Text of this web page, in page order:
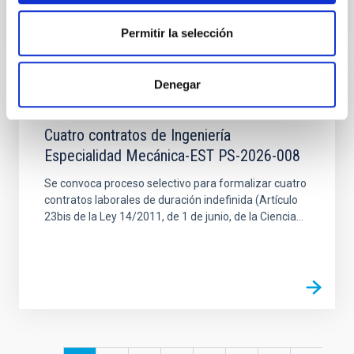
Permitir la selección
Denegar
EMPLEO
Cuatro contratos de Ingeniería
Especialidad Mecánica-EST PS-2026-008
Se convoca proceso selectivo para formalizar cuatro
contratos laborales de duración indefinida (Artículo
23bis de la Ley 14/2011, de 1 de junio, de la Ciencia...